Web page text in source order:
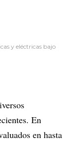
y eléctricas bajo
En
en hasta